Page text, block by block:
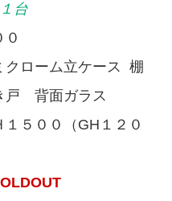
１台
ローム立ケース 棚
背面ガラス
５００（GH１２０